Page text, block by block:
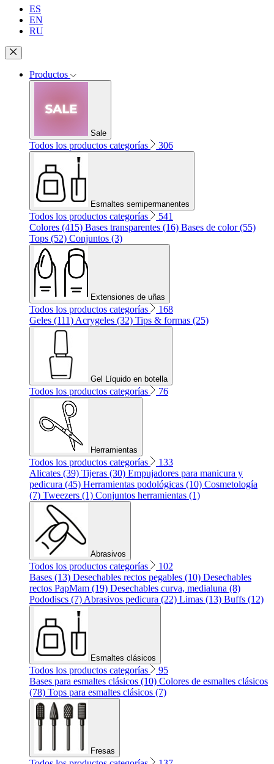
ES
EN
RU
Productos
Sale
Todos los productos categorías 306
Esmaltes semipermanentes
Todos los productos categorías
541
Colores (415) Bases transparentes (16) Bases de color (55)
Tops (52) Conjuntos (3)
Extensiones de uñas
Todos los productos categorías
168
Geles (111) Acrygeles (32) Tips & formas (25)
Gel Líquido en botella
Todos los productos categorías 76
Herramientas
Todos los productos categorías
133
Alicates (39) Tijeras (30) Empujadores para manicura y
pedicura (45) Herramientas podológicas (10) Cosmetología
(7) Tweezers (1) Conjuntos herramientas (1)
Abrasivos
Todos los productos categorías
102
Bases (13) Desechables rectos pegables (10) Desechables
rectos PapMam (19) Desechables curva, medialuna (8)
Pododiscs (7) Abrasivos pedicura (22) Limas (13) Buffs (12)
Esmaltes clásicos
Todos los productos categorías
95
Bases para esmaltes clásicos (10) Colores de esmaltes clásicos
(78) Tops para esmaltes clásicos (7)
Fresas